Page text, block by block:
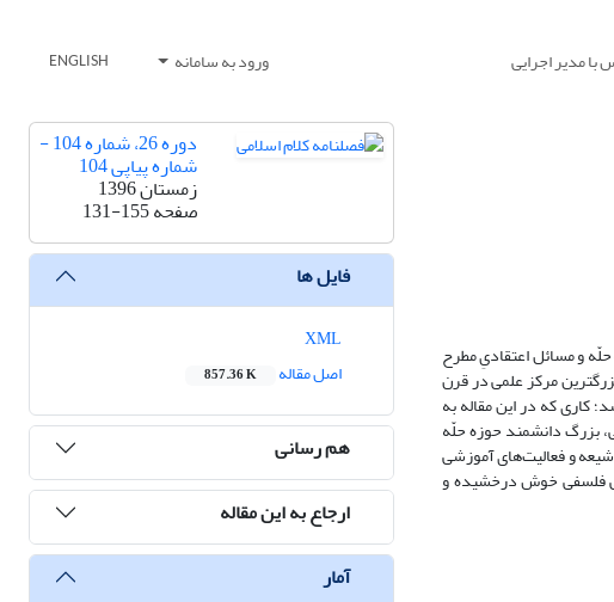
با مدیر اجرایی ورود به سامانه ENGLISH
و مسائل اعتقادیِ مطرح
مرکز علمی در قرن
کاری که در این مقاله به
بزرگ دانشمند حوزه حلّه
و فعالیت‌های آموزشی
فلسفی خوش درخشیده و
دوره 26، شماره 104 -
شماره پیاپی 104
زمستان 1396
صفحه131-155
فایل ها
اصل مقاله
857.36 K
هم رسانی
ارجاع به این مقاله
آمار